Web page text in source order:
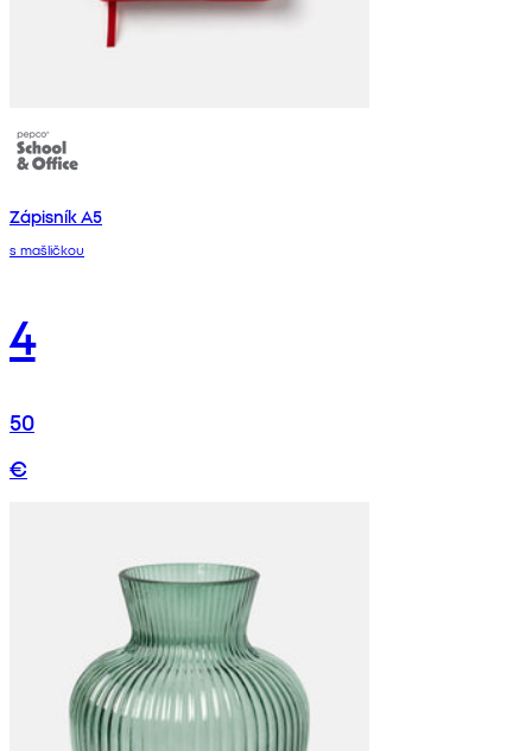
Zápisník A5
s mašličkou
4
50
€